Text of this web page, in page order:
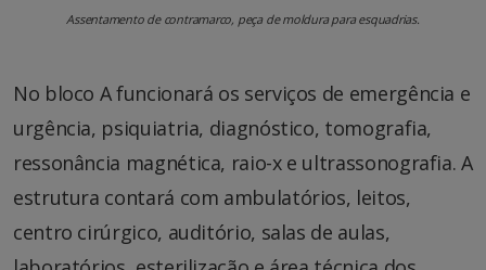
Assentamento de contramarco, peça de moldura para esquadrias.
No bloco A funcionará os serviços de emergência e
urgência, psiquiatria, diagnóstico, tomografia,
ressonância magnética, raio-x e ultrassonografia. A
estrutura contará com ambulatórios, leitos,
centro cirúrgico, auditório, salas de aulas,